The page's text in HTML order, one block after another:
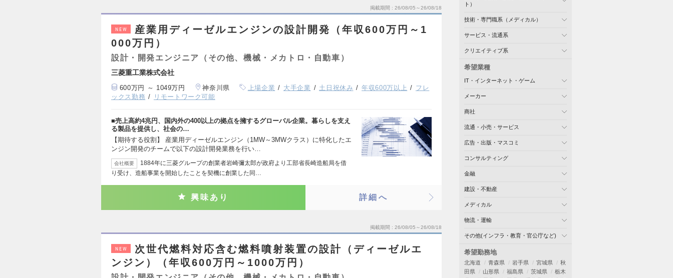
掲載期間 26/08/05～26/08/18
NEW
産業用ディーゼルエンジンの設計開発（年収600万円～1
000万円）
設計・開発エンジニア（その他、機械・メカトロ・自動車）
三菱重工業株式会社
600万円 ～ 1049万円 神奈川県 上場企業 大手企業 土日祝休み 年収600万以上
フレ
ックス勤務
リモートワーク可能
■売上高約4兆円、国内外の400以上の拠点を擁するグローバル企業。暮らしを支え
る製品を提供し、社会の…
【期待する役割】 産業用ディーゼルエンジン（1MW～3MWクラス）に特化したエ
ンジン開発のチームで以下の設計開発業務を行い…
会社概要
1884年に三菱グループの創業者岩崎彌太郎が政府より工部省長崎造船局を借
り受け、造船事業を開始したことを契機に創業した同…
興味あり 詳細へ
掲載期間 26/08/05～26/08/18
NEW
次世代燃料対応含む燃料噴射装置の設計（ディーゼルエ
ンジン）（年収600万円～1000万円）
ト）
技術・専門職系（メディカル）
サービス・流通系
クリエイティブ系
希望業種
IT・インターネット・ゲーム
メーカー
商社
流通・小売・サービス
広告・出版・マスコミ
コンサルティング
金融
建設・不動産
メディカル
物流・運輸
その他(インフラ・教育・官公庁など)
希望勤務地
北海道 青森県 岩手県 宮城県
秋
田県
山形県 福島県 茨城県
栃木